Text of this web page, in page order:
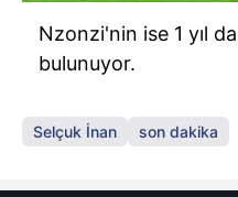
Nzonzi'nin ise 1 yıl
bulunuyor.
Selçuk İnan son dakika